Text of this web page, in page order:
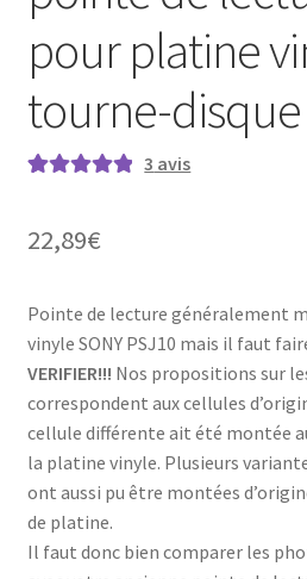
pour platine
tourne-disque
notations
3 avis
22,89€
Pointe de lecture généralement
vinyle SONY PSJ10 mais il faut
VERIFIER!!! Nos propositions sur
correspondent aux cellules
cellule différente ait été montée
la platine vinyle. Plusieurs
ont aussi pu être montées
de platine.
Il faut donc bien comparer les